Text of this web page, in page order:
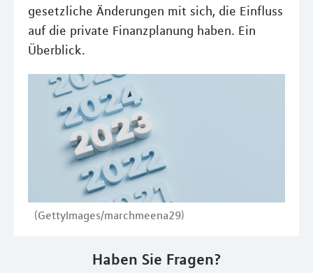
gesetzliche Änderungen mit sich, die Einfluss
auf die private Finanzplanung haben. Ein
Überblick.
(GettyImages/marchmeena29)
Haben Sie Fragen?